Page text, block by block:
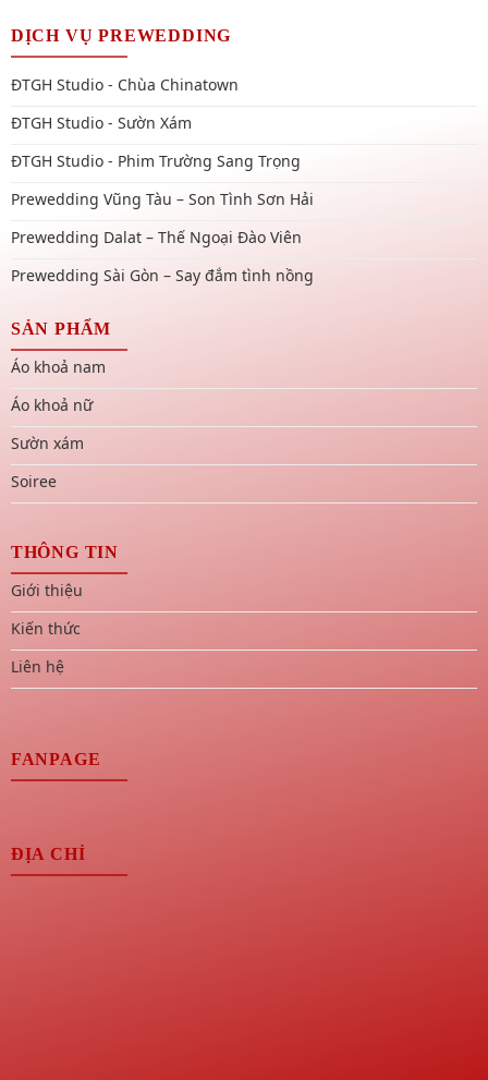
DỊCH VỤ PREWEDDING
ĐTGH Studio - Chùa Chinatown
ĐTGH Studio - Sườn Xám
ĐTGH Studio - Phim Trường Sang Trọng
Prewedding Vũng Tàu – Son Tình Sơn Hải
Prewedding Dalat – Thế Ngoại Đào Viên
Prewedding Sài Gòn – Say đắm tình nồng
SẢN PHẨM
Áo khoả nam
Áo khoả nữ
Sườn xám
Soiree
THÔNG TIN
Giới thiệu
Kiến thức
Liên hệ
FANPAGE
ĐỊA CHỈ